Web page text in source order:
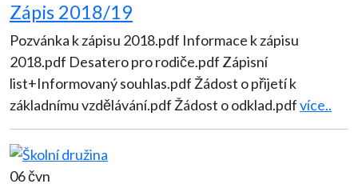
Zápis 2018/19
Pozvánka k zápisu 2018.pdf Informace k zápisu
2018.pdf Desatero pro rodiče.pdf Zápisní
list+Informovaný souhlas.pdf Žádost o přijetí k
základnímu vzdělávání.pdf Žádost o odklad.pdfvíce..
06 čvn